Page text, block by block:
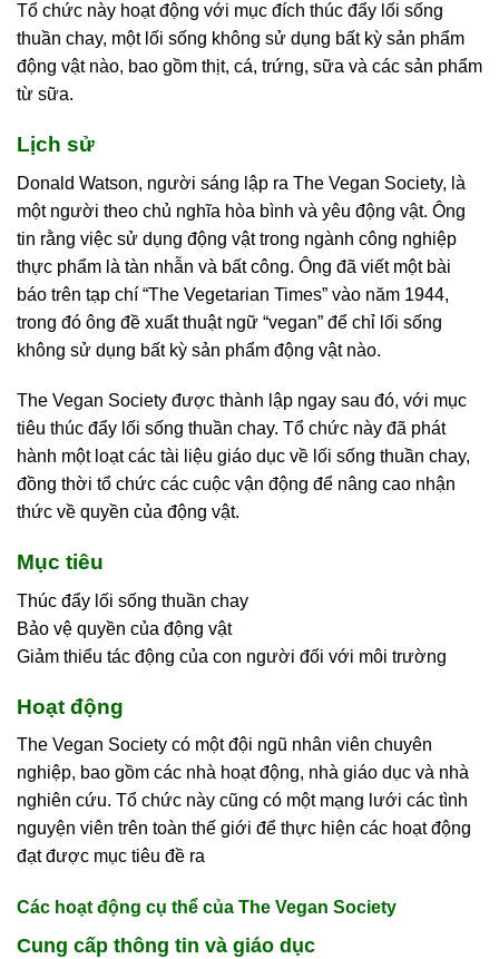
Tổ chức này hoạt động với mục đích thúc đẩy lối sống
thuần chay, một lối sống không sử dụng bất kỳ sản phẩm
động vật nào, bao gồm thịt, cá, trứng, sữa và các sản phẩm
từ sữa.
Lịch sử
Donald Watson, người sáng lập ra The Vegan Society, là
một người theo chủ nghĩa hòa bình và yêu động vật. Ông
tin rằng việc sử dụng động vật trong ngành công nghiệp
thực phẩm là tàn nhẫn và bất công. Ông đã viết một bài
báo trên tạp chí “The Vegetarian Times” vào năm 1944,
trong đó ông đề xuất thuật ngữ “vegan” để chỉ lối sống
không sử dụng bất kỳ sản phẩm động vật nào.
The Vegan Society được thành lập ngay sau đó, với mục
tiêu thúc đẩy lối sống thuần chay. Tổ chức này đã phát
hành một loạt các tài liệu giáo dục về lối sống thuần chay,
đồng thời tổ chức các cuộc vận động để nâng cao nhận
thức về quyền của động vật.
Mục tiêu
Thúc đẩy lối sống thuần chay
Bảo vệ quyền của động vật
Giảm thiểu tác động của con người đối với môi trường
Hoạt động
The Vegan Society có một đội ngũ nhân viên chuyên
nghiệp, bao gồm các nhà hoạt động, nhà giáo dục và nhà
nghiên cứu. Tổ chức này cũng có một mạng lưới các tình
nguyện viên trên toàn thế giới để thực hiện các hoạt động
đạt được mục tiêu đề ra
Các hoạt động cụ thể của The Vegan Society
Cung cấp thông tin và giáo dục